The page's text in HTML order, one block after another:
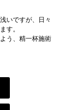
いですが、日々
す。
う、精一杯施術